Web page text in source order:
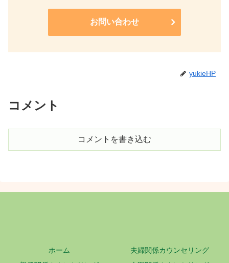
お問い合わせ
yukieHP
コメント
コメントを書き込む
ホーム
夫婦関係カウンセリング